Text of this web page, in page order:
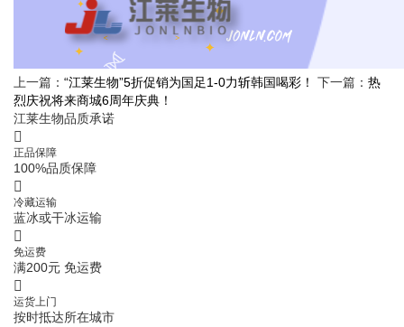
上一篇： “江莱生物”5折促销为国足1-0力斩韩国喝彩！ 下一篇： 热
烈庆祝将来商城6周年庆典！
江莱生物品质承诺
正品保障
100%品质保障
冷藏运输
蓝冰或干冰运输
免运费
满200元 免运费
运货上门
按时抵达所在城市